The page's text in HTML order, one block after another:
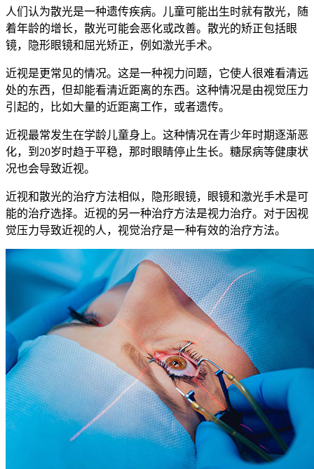
人们认为散光是一种遗传疾病。儿童可能出生时就有散光，随
着年龄的增长，散光可能会恶化或改善。散光的矫正包括眼
镜，隐形眼镜和屈光矫正，例如激光手术。
近视是更常见的情况。这是一种视力问题，它使人很难看清远
处的东西，但却能看清近距离的东西。这种情况是由视觉压力
引起的，比如大量的近距离工作，或者遗传。
近视最常发生在学龄儿童身上。这种情况在青少年时期逐渐恶
化，到20岁时趋于平稳，那时眼睛停止生长。糖尿病等健康状
况也会导致近视。
近视和散光的治疗方法相似，隐形眼镜，眼镜和激光手术是可
能的治疗选择。近视的另一种治疗方法是视力治疗。对于因视
觉压力导致近视的人，视觉治疗是一种有效的治疗方法。